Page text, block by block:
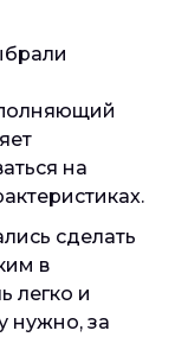
на
сделать
в
легко и
нужно, за